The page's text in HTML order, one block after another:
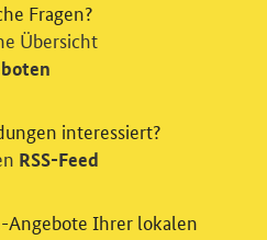
und / oder
Fragen?
Übersicht
interessiert?
RSS-Feed
Angebote Ihrer lokalen